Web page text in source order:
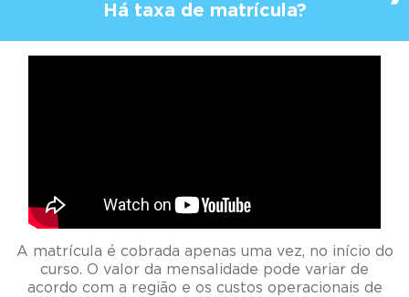
Há taxa de matrícula?
A matrícula é cobrada apenas uma vez, no início do
curso. O valor da mensalidade pode variar de
acordo com a região e os custos operacionais de